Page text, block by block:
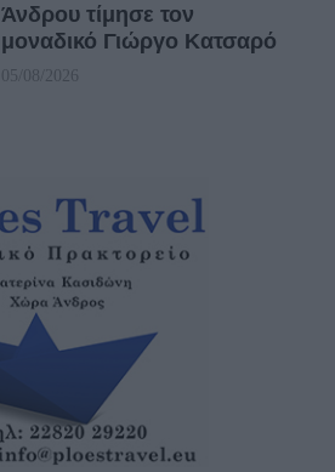
Άνδρου τίμησε τον
μοναδικό Γιώργο Κατσαρό
05/08/2026